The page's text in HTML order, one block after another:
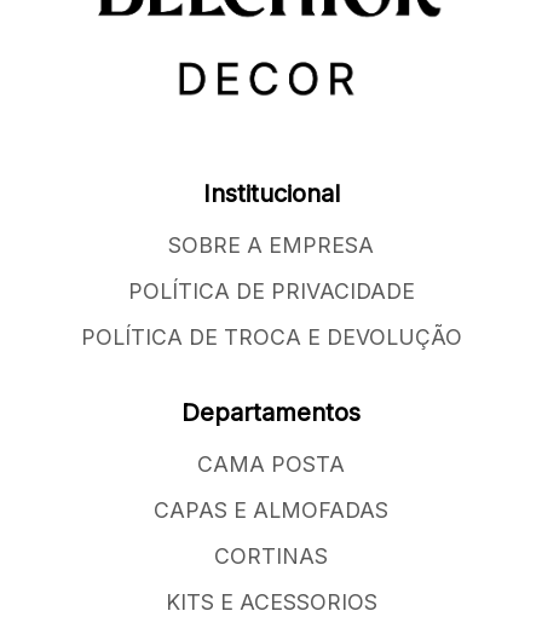
Institucional
SOBRE A EMPRESA
POLÍTICA DE PRIVACIDADE
POLÍTICA DE TROCA E DEVOLUÇÃO
Departamentos
CAMA POSTA
CAPAS E ALMOFADAS
CORTINAS
KITS E ACESSORIOS